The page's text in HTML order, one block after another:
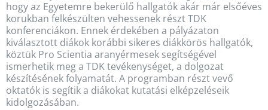
hogy az Egyetemre bekerülő hallgatók akár már elsőéves
korukban felkészülten vehessenek részt TDK
konferenciákon. Ennek érdekében a pályázaton
kiválasztott diákok korábbi sikeres diákkörös hallgatók,
köztük Pro Scientia aranyérmesek segítségével
ismerhetik meg a TDK tevékenységet, a dolgozat
készítésének folyamatát. A programban részt vevő
oktatók is segítik a diákokat kutatási elképzeléseik
kidolgozásában.